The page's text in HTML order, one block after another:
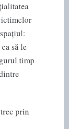
să le
timp
prin